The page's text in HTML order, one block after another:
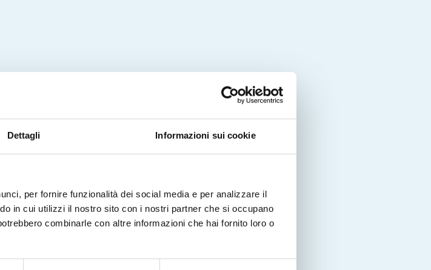
Dettagli Informazioni sui cookie
per fornire funzionalità dei social media e per analizzare il
in cui utilizzi il nostro sito con i nostri partner che si occupano
combinarle con altre informazioni che hai fornito loro o